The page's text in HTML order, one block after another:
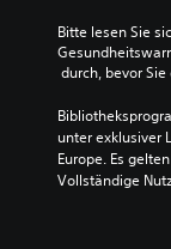
Bitte lesen Sie
durch, bevor
unter exklusiver
Europe. Es
Vollständige